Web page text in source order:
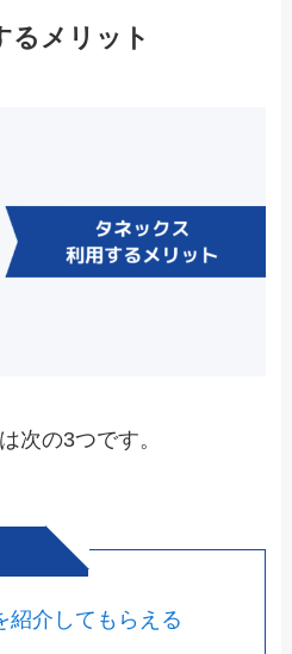
るメリット
次の3つです。
紹介してもらえる